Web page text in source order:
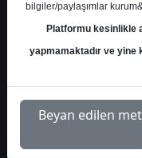
1
gedik-
554
bilgiler/paylaşımlar
Platformu kesinlikle
yapmamaktadır ve yine
Beyan edilen metni